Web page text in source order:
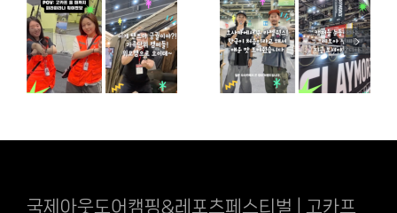
국제아웃도어캠핑&레포츠페스티벌 | 고카프